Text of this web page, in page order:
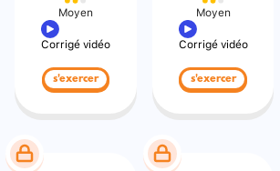
Moyen
Corrigé vidéo
s'exercer
Moyen
Corrigé vidéo
s'exercer